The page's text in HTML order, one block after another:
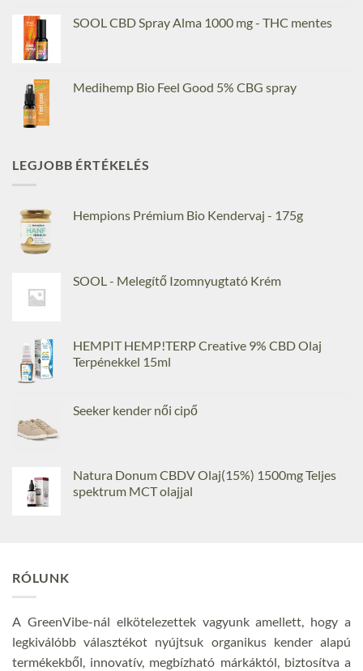
SOOL CBD Spray Alma 1000 mg - THC mentes
Medihemp Bio Feel Good 5% CBG spray
LEGJOBB ÉRTÉKELÉS
Hempions Prémium Bio Kendervaj - 175g
SOOL - Melegítő Izomnyugtató Krém
HEMPIT HEMP!TERP Creative 9% CBD Olaj
Terpénekkel 15ml
Seeker kender női cipő
Natura Donum CBDV Olaj(15%) 1500mg Teljes
spektrum MCT olajjal
RÓLUNK
A GreenVibe-nál elkötelezettek vagyunk amellett, hogy a
legkiválóbb választékot nyújtsuk organikus kender alapú
termékekből, innovatív, megbízható márkáktól, biztosítva a